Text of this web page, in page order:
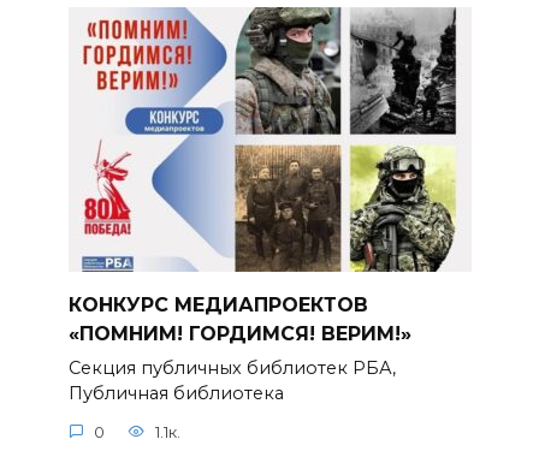
КОНКУРС МЕДИАПРОЕКТОВ
«ПОМНИМ! ГОРДИМСЯ! ВЕРИМ!»
Секция публичных библиотек РБА,
Публичная библиотека
0 1.1к.